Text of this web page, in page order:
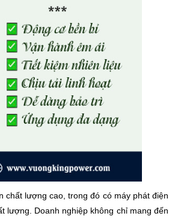
lượng cao, trong đó có máy phát điện
lượng. Doanh nghiệp không chỉ mang đến